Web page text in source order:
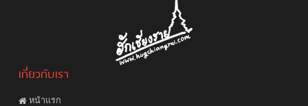
เกี่ยวกับเรา
หน้าแรก